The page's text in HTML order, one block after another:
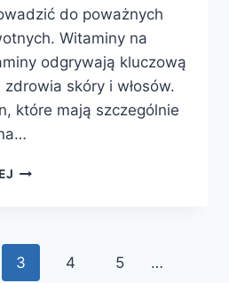
do poważnych
Witaminy na
odgrywają kluczową
skóry i włosów.
które mają szczególnie
CO
3 4 5 …